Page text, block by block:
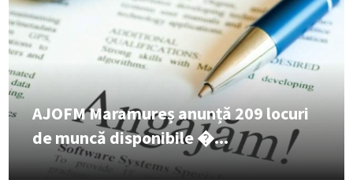
AJOFM Maramureș anunță 209 locuri
de muncă disponibile �...